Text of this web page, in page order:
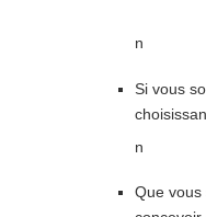
n
Si vous
n
Que vous